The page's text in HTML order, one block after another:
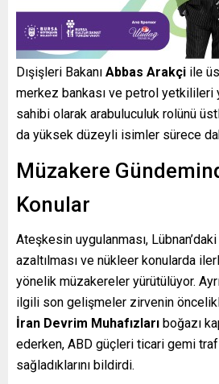
ABD tarafında Başkan YardımcısıJD
Kushnerve özel temsilci Steve
heyetinde ise başmüzakereci
Dışişleri Bakanı Abbas Arakçi ile
merkez bankası ve petrol yetkilileri
sahibi olarak arabuluculuk rolünü
da yüksek düzeyli isimler sürece
Müzakere
Konular
Ateşkesin uygulanması,
azaltılması ve nükleer konularda
yönelik müzakereler yürütülüyor.
ilgili son gelişmeler zirvenin
İran Devrim Muhafızları boğazı
ederken, ABD güçleri ticari gemi
sağladıklarını bildirdi.